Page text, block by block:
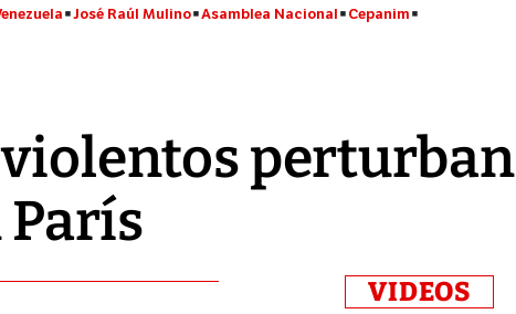
José Raúl Mulino Asamblea Nacional Cepanim
perturban
VIDEOS